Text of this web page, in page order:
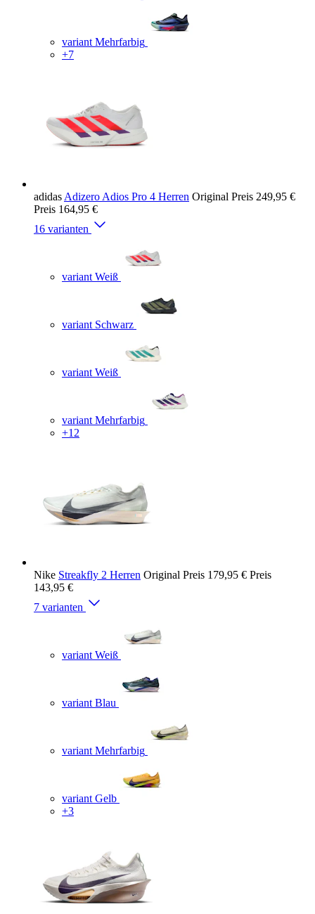
variant Mehrfarbig
+7
adidas Adizero Adios Pro 4 Herren Original Preis 249,95 €
Preis 164,95 €
16 varianten
variant Weiß
variant Schwarz
variant Weiß
variant Mehrfarbig
+12
Nike Streakfly 2 Herren Original Preis 179,95 € Preis
143,95 €
7 varianten
variant Weiß
variant Blau
variant Mehrfarbig
variant Gelb
+3